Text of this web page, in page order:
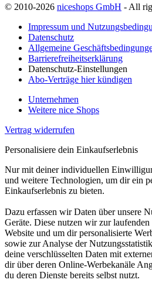
© 2010-2026 niceshops GmbH - All
Impressum und
Datenschutz
Allgemeine
Barrierefreiheitserklärung
Datenschutz-Einstellungen
Abo-Verträge hier kündigen
Unternehmen
Weitere nice Shops
Vertrag widerrufen
Personalisiere dein Einkaufserlebnis
Nur mit deiner individuellen
und weitere Technologien, um dir ein
Einkaufserlebnis zu bieten.
Dazu erfassen wir Daten über unsere
Geräte. Diese nutzen wir zur
Website und um dir personalisierte
sowie zur Analyse der
deine verschlüsselten Daten mit
dir über deren Online-Werbekanäle
du deren Dienste bereits selbst nutzt.